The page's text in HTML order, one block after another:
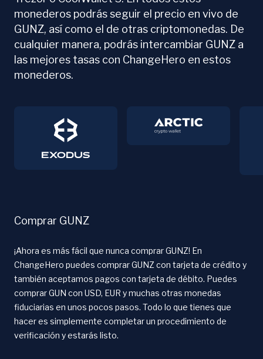
monederos podrás seguir el precio en vivo de
GUNZ, así como el de otras criptomonedas. De
cualquier manera, podrás intercambiar GUNZ a
las mejores tasas con ChangeHero en estos
monederos.
Comprar GUNZ
¡Ahora es más fácil que nunca comprar GUNZ! En
ChangeHero puedes comprar GUNZ con tarjeta de crédito y
también aceptamos pagos con tarjeta de débito. Puedes
comprar GUN con USD, EUR y muchas otras monedas
fiduciarias en unos pocos pasos. Todo lo que tienes que
hacer es simplemente completar un procedimiento de
verificación y estarás listo.